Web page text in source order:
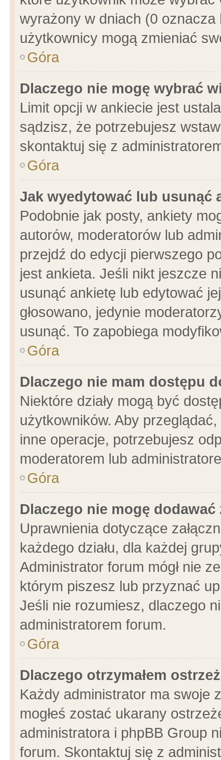
wyrażony w dniach (0
użytkownicy mogą zmieniać
Góra
Dlaczego nie mogę wybrać
Limit opcji w ankiecie jest
sądzisz, że potrzebujesz
skontaktuj się z
Góra
Jak wyedytować lub usunąć
Podobnie jak posty, ankiety
autorów, moderatorów lub
przejdź do edycji pierwszego
jest ankieta. Jeśli nikt jeszcze
usunąć ankietę lub edytować
głosowano, jedynie
usunąć. To zapobiega
Góra
Dlaczego nie mam dostępu
Niektóre działy mogą być
użytkowników. Aby
inne operacje, potrzebujesz
moderatorem lub
Góra
Dlaczego nie mogę dodawać
Uprawnienia dotyczące
każdego działu, dla każdej
Administrator forum mógł nie
którym piszesz lub przyznać
Jeśli nie rozumiesz, dlaczego
administratorem forum.
Góra
Dlaczego otrzymałem
Każdy administrator ma swoje
mogłeś zostać ukarany
administratora i phpBB Group
forum. Skontaktuj się z